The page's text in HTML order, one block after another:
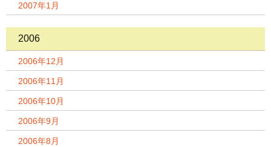
2007年1月
2006
2006年12月
2006年11月
2006年10月
2006年9月
2006年8月